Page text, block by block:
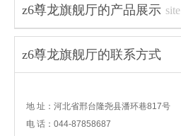
z6尊龙旗舰厅的产品展示 site
navigation
z6尊龙旗舰厅的联系方式
地 址：河北省邢台隆尧县潘环巷817号
电 话：044-87858687